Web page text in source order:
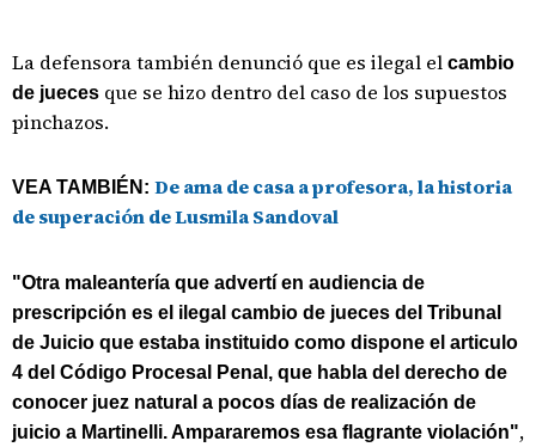
La defensora también denunció que es ilegal el cambio
de jueces que se hizo dentro del caso de los supuestos
pinchazos.
VEA TAMBIÉN: De ama de casa a profesora, la historia
de superación de Lusmila Sandoval
"Otra maleantería que advertí en audiencia de
prescripción es el ilegal cambio de jueces del Tribunal
de Juicio que estaba instituido como dispone el articulo
4 del Código Procesal Penal, que habla del derecho de
conocer juez natural a pocos días de realización de
juicio a Martinelli. Ampararemos esa flagrante violación",